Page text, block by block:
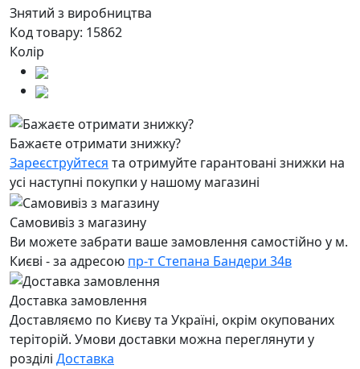
Знятий з виробництва
Код товару: 15862
Колір
Бажаєте отримати знижку?
Зареєструйтеся та отримуйте гарантовані знижки на
усі наступні покупки у нашому магазині
Самовивіз з магазину
Ви можете забрати ваше замовлення самостійно у м.
Києві - за адресою пр-т Степана Бандери 34в
Доставка замовлення
Доставляємо по Києву та Україні, окрім окупованих
теріторій. Умови доставки можна переглянути у
розділі Доставка